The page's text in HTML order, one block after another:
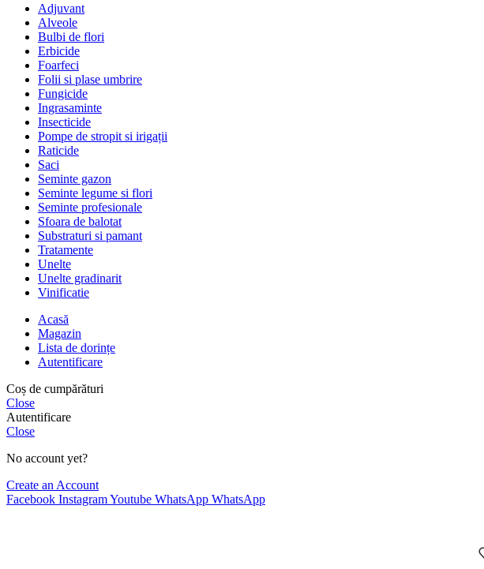
Adjuvant
Alveole
Bulbi de flori
Erbicide
Foarfeci
Folii si plase umbrire
Fungicide
Ingrasaminte
Insecticide
Pompe de stropit si irigații
Raticide
Saci
Seminte gazon
Seminte legume si flori
Seminte profesionale
Sfoara de balotat
Substraturi si pamant
Tratamente
Unelte
Unelte gradinarit
Vinificatie
Acasă
Magazin
Lista de dorințe
Autentificare
Coș de cumpărături
Close
Autentificare
Close
No account yet?
Create an Account
Facebook InstagramYoutube WhatsApp WhatsApp